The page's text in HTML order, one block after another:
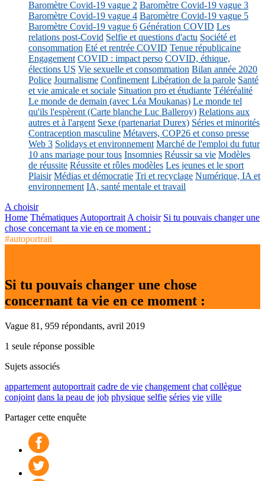
Baromètre Covid-19 vague 2 Baromètre Covid-19 vague 3
Baromètre Covid-19 vague 4 Baromètre Covid-19 vague 5
Baromètre Covid-19 vague 6 Génération COVID Les
relations post-Covid Selfie et questions d'actu Société et
consommation Eté et rentrée COVID Tenue républicaine
Engagement COVID : impact perso COVID, éthique,
élections US Vie sexuelle et consommation Bilan année 2020
Police Journalisme Confinement Libération de la parole Santé
et vie amicale et sociale Situation pro et étudiante Téléréalité
Le monde de demain (avec Léa Moukanas) Le monde tel
qu'ils l'espèrent (Carte blanche Luc Balleroy) Relations aux
autres et à l'argent Sexe (partenariat Durex) Séries et minorités
Contraception masculine Métavers, COP26 et conso presse
Web 3 Solidays et environnement Marché de l'emploi du futur
10 ans mariage pour tous Insomnies Réussir sa vie Modèles
de réussite Réussite et rôles modèles Les jeunes et le sport
Plaisir Médias et démocratie Tri et recyclage Numérique, IA et
environnement IA, santé mentale et travail
A choisir
Home Thématiques Autoportrait A choisir Si tu pouvais changer une
chose concernant ta vie en ce moment :
#autoportrait
Si tu pouvais changer une chose
concernant ta vie en ce moment :
Vague 81, 959 répondants, avril 2019
1 seule réponse possible
Sujets associés
appartement autoportrait cadre de vie changement chat collègue
conjoint dans la peau de job physique selfie séries vie ville
Partager cette enquête